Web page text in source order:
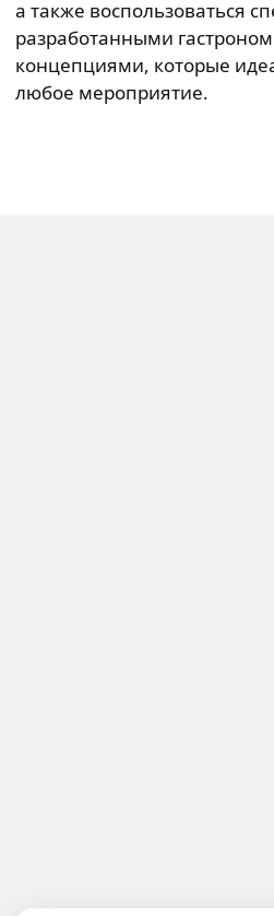
а также воспользоваться
разработанными
концепциями, которые
любое мероприятие.